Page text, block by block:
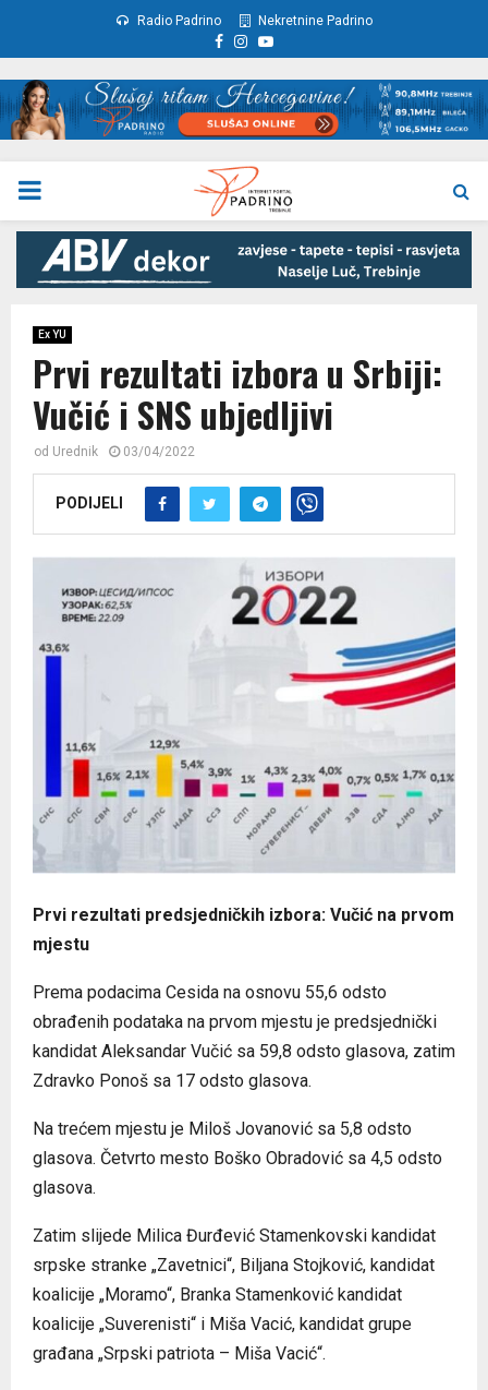
Radio Padrino Nekretnine Padrino
Facebook
Instagram
Youtube
PRIMARY
MENU
Ex YU
Prvi rezultati izbora u Srbiji:
Vučić i SNS ubjedljivi
od Urednik 03/04/2022
PODIJELI
Prvi rezultati predsjedničkih izbora: Vučić na prvom
mjestu
Prema podacima Cesida na osnovu 55,6 odsto
obrađenih podataka na prvom mjestu je predsjednički
kandidat Aleksandar Vučić sa 59,8 odsto glasova, zatim
Zdravko Ponoš sa 17 odsto glasova.
Na trećem mjestu je Miloš Јovanović sa 5,8 odsto
glasova. Četvrto mesto Boško Obradović sa 4,5 odsto
glasova.
Zatim slijede Milica Đurđević Stamenkovski kandidat
srpske stranke „Zavetnici“, Biljana Stojković, kandidat
koalicije „Moramo“, Branka Stamenković kandidat
koalicije „Suverenisti“ i Miša Vacić, kandidat grupe
građana „Srpski patriota – Miša Vacić“.